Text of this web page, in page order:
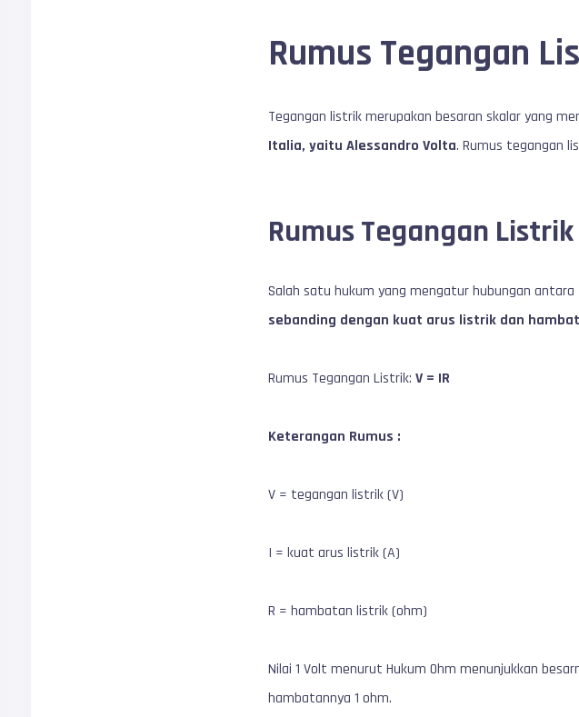
Rumus Tegangan
Tegangan listrik merupakan besaran skalar yang
Italia, yaitu Alessandro Volta. Rumus tegangan
Rumus Tegangan
Salah satu hukum yang mengatur hubungan
sebanding dengan kuat arus listrik dan
Rumus Tegangan Listrik:V = IR
Keterangan Rumus :
V = tegangan listrik (V)
I = kuat arus listrik (A)
R = hambatan listrik (ohm)
Nilai 1 Volt menurut Hukum Ohm menunjukkan
hambatannya 1 ohm.